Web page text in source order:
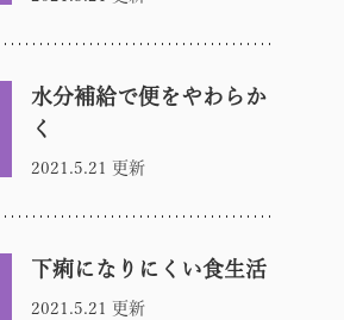
水分補給で便をやわらか
く
2021.5.21 更新
下痢になりにくい食生活
2021.5.21 更新